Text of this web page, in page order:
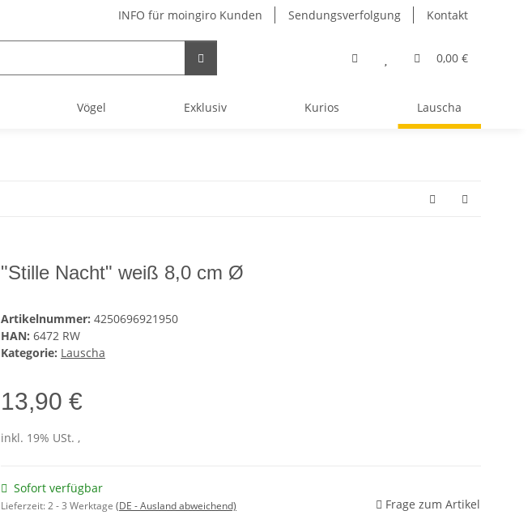
INFO für moingiro Kunden Sendungsverfolgung Kontakt
0,00 €
Vögel Exklusiv Kurios Lauscha
"Stille Nacht" weiß 8,0 cm Ø
Artikelnummer: 4250696921950
HAN: 6472 RW
Kategorie: Lauscha
13,90 €
inkl. 19% USt. ,
Sofort verfügbar
Lieferzeit:2 - 3 Werktage (DE - Ausland abweichend) Frage zum Artikel